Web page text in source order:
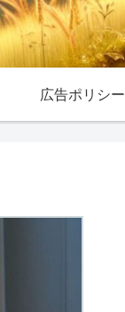
広告ポリシー